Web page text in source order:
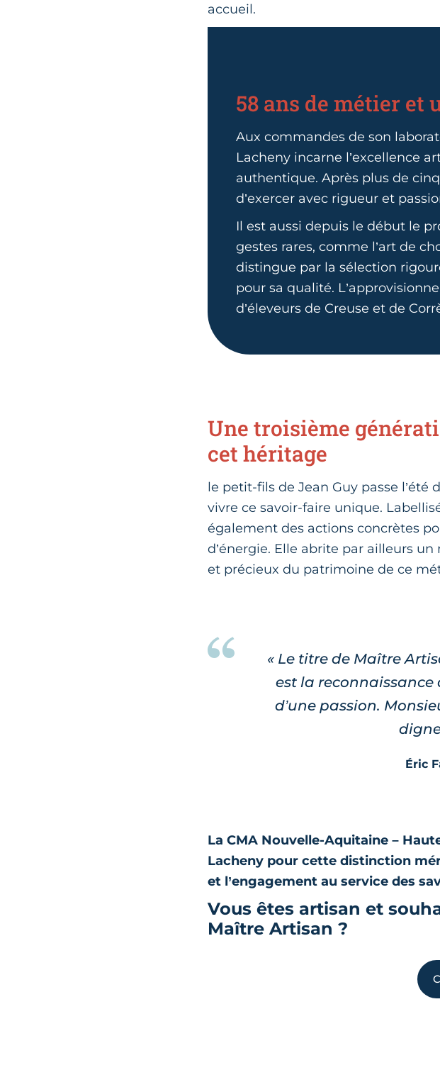
accueil.
58 ans de métier et
Aux commandes de son
Lacheny incarne l’excellence
authentique. Après plus de
d’exercer avec rigueur et
Il est aussi depuis le début le
gestes rares, comme l’art de
distingue par la sélection
pour sa qualité.
d’éleveurs de Creuse et de
Une troisième
cet héritage
le petit-fils de Jean Guy passe
vivre ce savoir-faire unique.
également des actions concrètes
d’énergie. Elle abrite par ailleurs
et précieux du patrimoine de ce
« Le titre de Maître
est la reconnaissance
d’une passion.
Éric
La CMA Nouvelle-Aquitaine –
Lacheny pour cette distinction
et l’engagement au service des
Vous êtes artisan et
Maître Artisan ?